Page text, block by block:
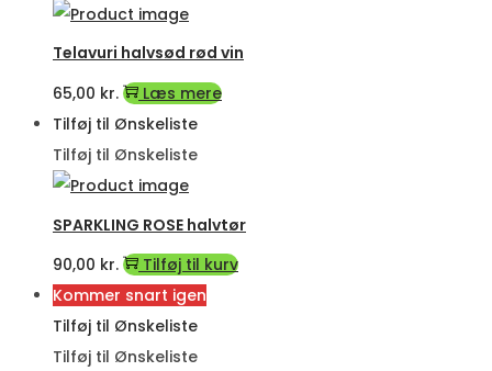
Telavuri halvsød rød vin
65,00 kr.
Læs mere
Tilføj til Ønskeliste
Tilføj til Ønskeliste
SPARKLING ROSE halvtør
90,00 kr.
Tilføj til kurv
Kommer snart igen
Tilføj til Ønskeliste
Tilføj til Ønskeliste